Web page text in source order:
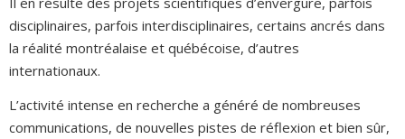
disciplinaires, parfois interdisciplinaires, certains ancrés dans
la réalité montréalaise et québécoise, d’autres
internationaux.
L’activité intense en recherche a généré de nombreuses
communications, de nouvelles pistes de réflexion et bien sûr,